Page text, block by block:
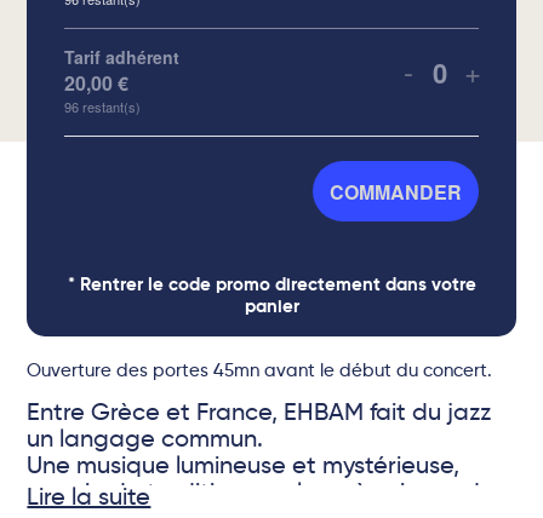
Tarif adhérent
20,00€
96 restant(s)
- Quantité
+
COMMANDER
* Rentrer le code promo directement dans votre
panier
Ouverture des portes 45mn avant le début du concert.
Entre Grèce et France, EHBAM fait du jazz
un langage commun.
Une musique lumineuse et mystérieuse,
nourrie de traditions orales, où voix, cordes
Lire la suite